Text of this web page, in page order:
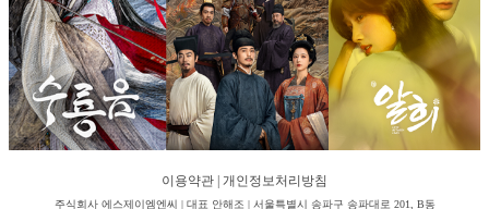
이용약관 개인정보처리방침
주식회사 에스제이엠엔씨 | 대표 안해조 | 서울특별시 송파구 송파대로 201, B동